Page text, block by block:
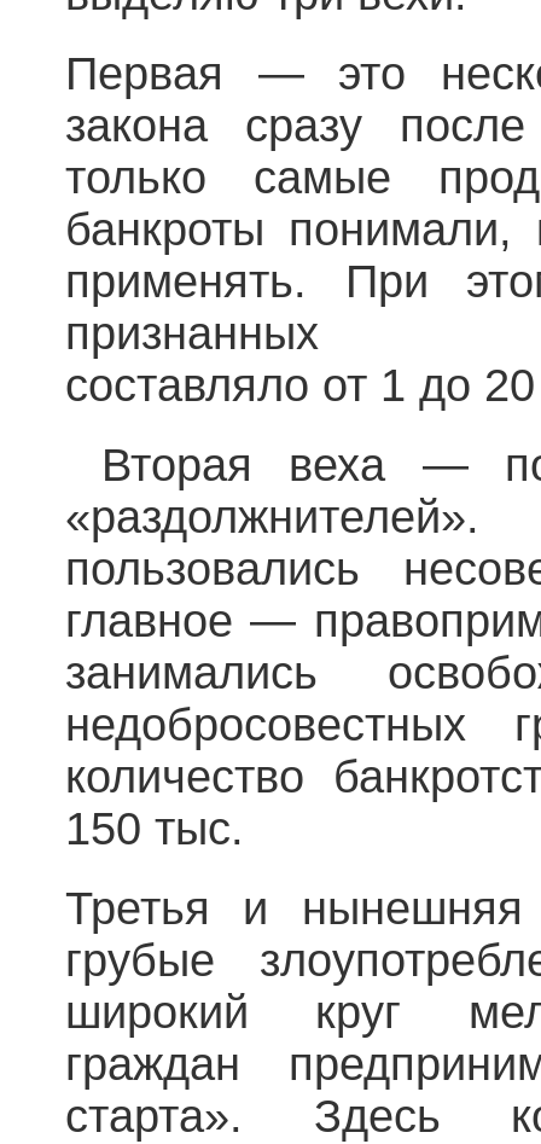
Первая — это
закона сразу
только самые
банкроты понимали,
применять. При
признанных
составляло от 1 до
Вторая веха —
пользовались
главное —
занимались
недобросовестных
количество
150 тыс.
Третья и
грубые
широкий круг
граждан
старта». Здесь